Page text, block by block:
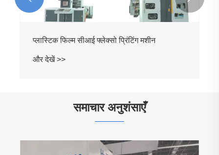
प्लास्टिक फिल्म सीआई फ्लेक्सो प्रिंटिंग मशीन
और देखें >>
समाचार अनुशंसाएँ